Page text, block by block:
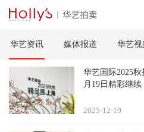
首页
拍卖预展
线下拍卖
华艺资讯 媒体报道 华艺视
华艺国际2025
月19日精彩继续
19
2025-12